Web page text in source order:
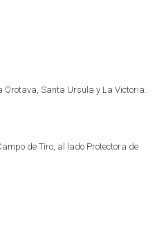
Santa Ursula y La Victoria.
de Tiro, al lado Protectora de